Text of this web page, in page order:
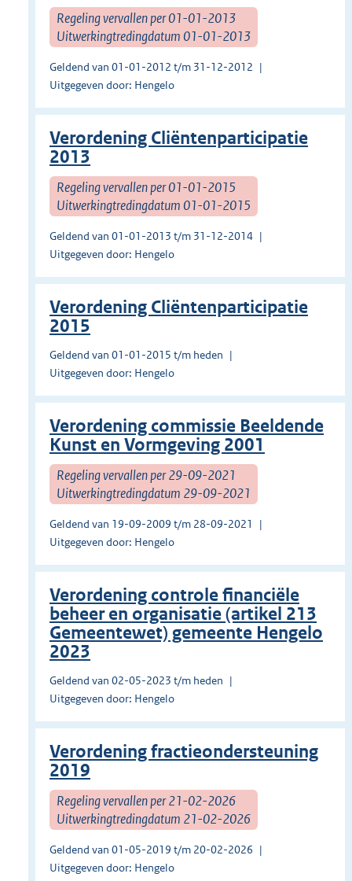
Regeling vervallen per 01-01-2013
Uitwerkingtredingdatum 01-01-2013
Geldend van 01-01-2012 t/m 31-12-2012
Uitgegeven door: Hengelo
Verordening Cliëntenparticipatie
2013
Regeling vervallen per 01-01-2015
Uitwerkingtredingdatum 01-01-2015
Geldend van 01-01-2013 t/m 31-12-2014
Uitgegeven door: Hengelo
Verordening Cliëntenparticipatie
2015
Geldend van 01-01-2015 t/m heden
Uitgegeven door: Hengelo
Verordening commissie Beeldende
Kunst en Vormgeving 2001
Regeling vervallen per 29-09-2021
Uitwerkingtredingdatum 29-09-2021
Geldend van 19-09-2009 t/m 28-09-2021
Uitgegeven door: Hengelo
Verordening controle financiële
beheer en organisatie (artikel 213
Gemeentewet) gemeente Hengelo
2023
Geldend van 02-05-2023 t/m heden
Uitgegeven door: Hengelo
Verordening fractieondersteuning
2019
Regeling vervallen per 21-02-2026
Uitwerkingtredingdatum 21-02-2026
Geldend van 01-05-2019 t/m 20-02-2026
Uitgegeven door: Hengelo